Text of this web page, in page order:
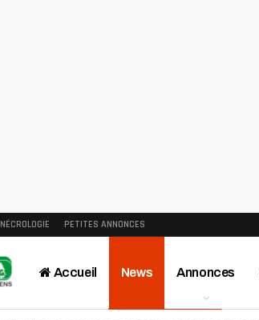
NÉCROLOGIE PETITES ANNONCES
Accueil News Annonces